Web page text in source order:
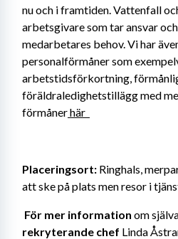
nu och i framtiden. Vattenfall
arbetsgivare som tar ansvar
medarbetares behov. Vi har
personalförmåner som
arbetstidsförkortning,
föräldraledighetstillägg med
förmåner här
Placeringsort: Ringhals,
att ske på plats men resor i
För mer information
rekryterande chef Linda